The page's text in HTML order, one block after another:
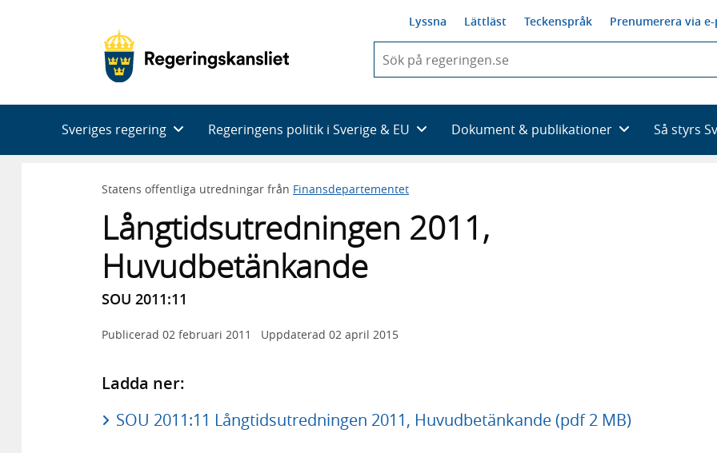
Lyssna Lättläst Teckenspråk Prenumerera via
du
skriva
framträder
en
med
Sveriges regering Regeringens politik i Sverige & EU Dokument & publikationer Så styrs
Statens offentliga utredningar från Finansdepartementet
Långtidsutredningen 2011,
Huvudbetänkande
SOU 2011:11
Publicerad 02 februari 2011 Uppdaterad 02 april 2015
Ladda ner:
SOU 2011:11 Långtidsutredningen 2011, Huvudbetänkande (pdf 2 MB)